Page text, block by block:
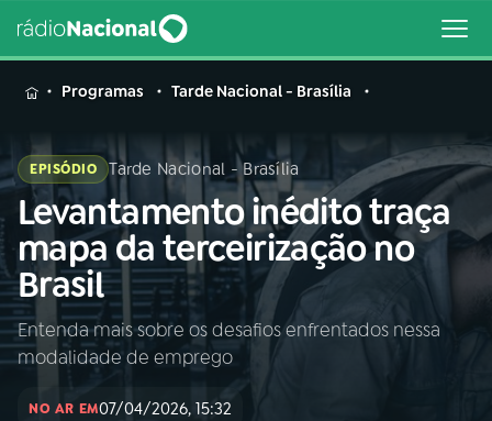
MENU
Buscar
na
Rádio
Nacional
Buscar
AO VIVO
INÍCIO
Programas Tarde Nacional - Brasília
EPISÓDIO Tarde Nacional - Brasília
Levantamento inédito traça
mapa da terceirização no
Brasil
Entenda mais sobre os desafios enfrentados nessa
modalidade de emprego
NO AR EM07/04/2026, 15:32